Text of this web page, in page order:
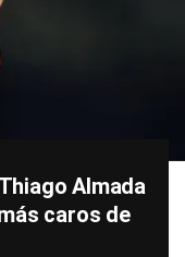
Almada
caros de